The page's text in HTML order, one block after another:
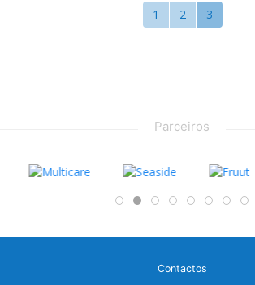
1 2 3
Parceiros
Contactos